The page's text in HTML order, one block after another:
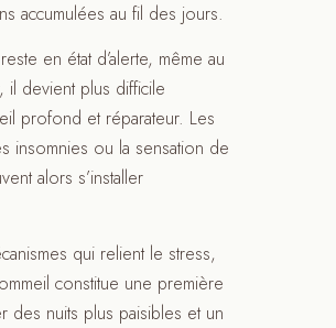
accumulées au fil des jours.
en état d’alerte, même au
il devient plus difficile
profond et réparateur. Les
insomnies ou la sensation de
alors s’installer
qui relient le stress,
constitue une première
des nuits plus paisibles et un